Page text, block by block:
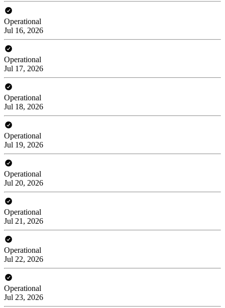
Operational
Jul 16, 2026
Operational
Jul 17, 2026
Operational
Jul 18, 2026
Operational
Jul 19, 2026
Operational
Jul 20, 2026
Operational
Jul 21, 2026
Operational
Jul 22, 2026
Operational
Jul 23, 2026